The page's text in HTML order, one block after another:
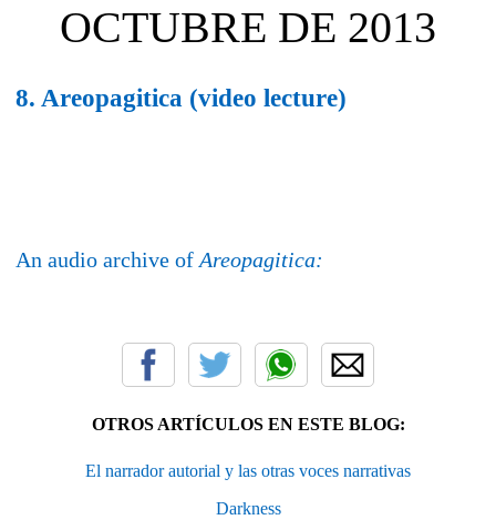
OCTUBRE DE 2013
8. Areopagitica (video lecture)
An audio archive of Areopagitica:
OTROS ARTÍCULOS EN ESTE BLOG:
El narrador autorial y las otras voces narrativas
Darkness